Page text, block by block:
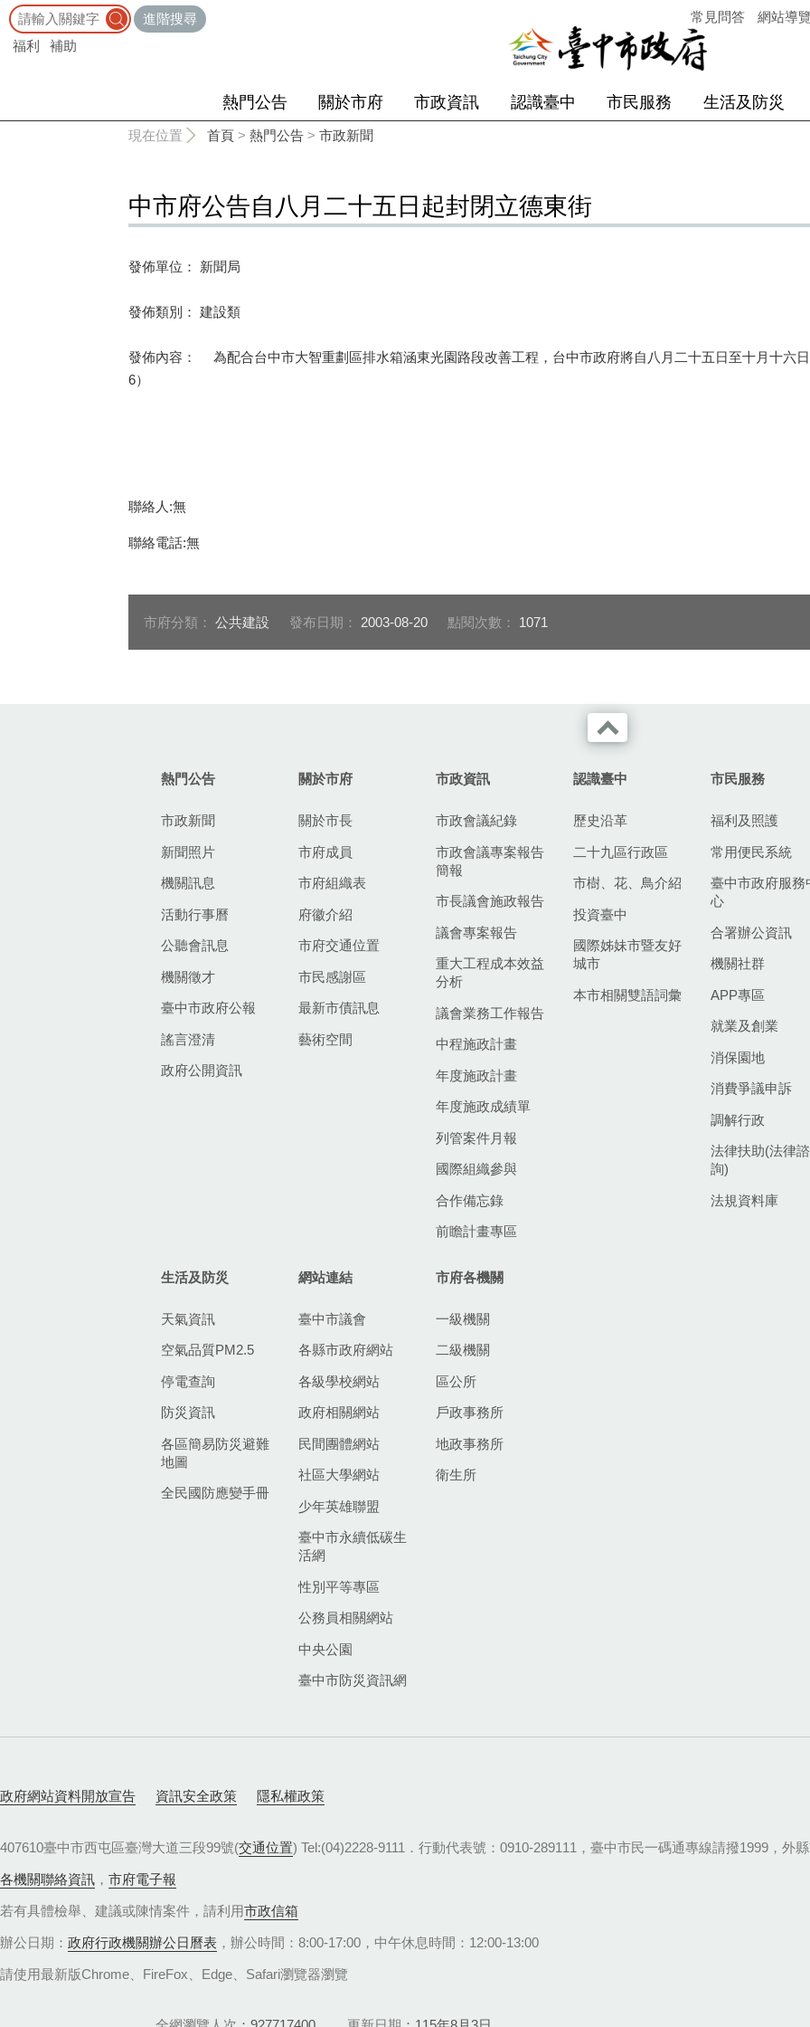
進階搜尋
福利
補助
常見問答 網站導
熱門公告 關於市府 市政資訊 認識臺中 市民服務 生活及防災
現在位置 首頁 > 熱門公告 > 市政新聞
中市府公告自八月二十五日起封閉立德東街
發佈單位： 新聞局
發佈類別： 建設類
發佈內容： 為配合台中市大智重劃區排水箱涵東光園路段改善工程，台中市政府將自八月二十五日至十月十六
6）
聯絡人:無
聯絡電話:無
市府分類： 公共建設 發布日期： 2003-08-20 點閱次數： 1071
熱門公告
市政新聞
新聞照片
機關訊息
活動行事曆
公聽會訊息
機關徵才
臺中市政府公報
謠言澄清
政府公開資訊
關於市府
關於市長
市府成員
市府組織表
府徽介紹
市府交通位置
市民感謝區
最新市債訊息
藝術空間
市政資訊
市政會議紀錄
市政會議專案報告
簡報
市長議會施政報告
議會專案報告
重大工程成本效益
分析
議會業務工作報告
中程施政計畫
年度施政計畫
年度施政成績單
列管案件月報
國際組織參與
合作備忘錄
前瞻計畫專區
認識臺中
歷史沿革
二十九區行政區
市樹、花、鳥介紹
投資臺中
國際姊妹市暨友好
城市
本市相關雙語詞彙
市民服務
福利及照護
常用便民系統
臺中市政府服務
心
合署辦公資訊
機關社群
APP專區
就業及創業
消保園地
消費爭議申訴
調解行政
法律扶助(法律諮
詢)
法規資料庫
生活及防災
天氣資訊
空氣品質PM2.5
停電查詢
防災資訊
各區簡易防災避難
地圖
全民國防應變手冊
網站連結
臺中市議會
各縣市政府網站
各級學校網站
政府相關網站
民間團體網站
社區大學網站
少年英雄聯盟
臺中市永續低碳生
活網
性別平等專區
公務員相關網站
中央公園
臺中市防災資訊網
市府各機關
一級機關
二級機關
區公所
戶政事務所
地政事務所
衛生所
政府網站資料開放宣告 資訊安全政策 隱私權政策
407610臺中市西屯區臺灣大道三段99號(交通位置) Tel:(04)2228-9111．行動代表號：0910-289111，臺中市民一碼通專線請撥1999，外
各機關聯絡資訊 ， 市府電子報
若有具體檢舉、建議或陳情案件，請利用市政信箱
辦公日期： 政府行政機關辦公日曆表 ，辦公時間：8:00-17:00，中午休息時間：12:00-13:00
請使用最新版Chrome、FireFox、Edge、Safari瀏覽器瀏覽